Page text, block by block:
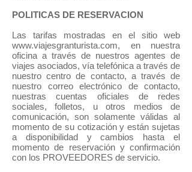
POLITICAS DE RESERVACION
Las tarifas mostradas en el sitio web
www.viajesgranturista.com, en nuestra
oficina a través de nuestros agentes de
viajes asociados, vía telefónica a través de
nuestro centro de contacto, a través de
nuestro correo electrónico de contacto,
nuestras cuentas oficiales de redes
sociales, folletos, u otros medios de
comunicación, son solamente válidas al
momento de su cotización y están sujetas
a disponibilidad y cambios hasta el
momento de reservación y confirmación
con los PROVEEDORES de servicio.